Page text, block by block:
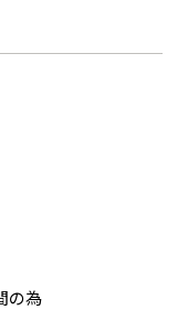
の為